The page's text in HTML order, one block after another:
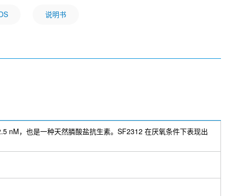
说明书
nM，也是一种天然膦酸盐抗生素。SF2312 在厌氧条件下表现出